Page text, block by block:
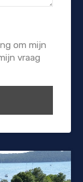
om mijn
vraag